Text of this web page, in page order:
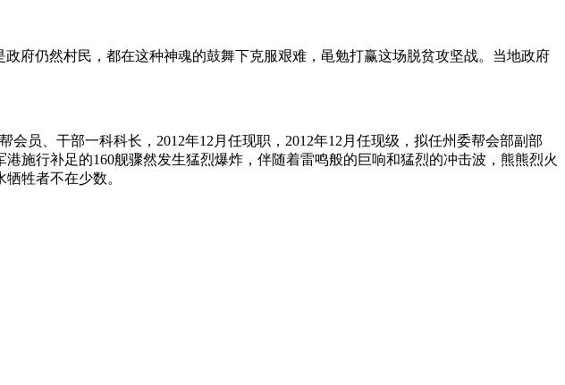
府仍然村民，都在这种神魂的鼓舞下克服艰难，黾勉打赢这场脱贫攻坚战。当地政府
员、干部一科科长，2012年12月任现职，2012年12月任现级，拟任州委帮会部副部
施行补足的160舰骤然发生猛烈爆炸，伴随着雷鸣般的巨响和猛烈的冲击波，熊熊烈火
牲者不在少数。